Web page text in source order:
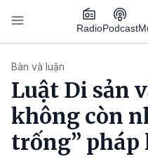
Nhảy đến nội dung
RadioPodcast
Bàn và luận
Luật Di sản
không còn
trống” pháp